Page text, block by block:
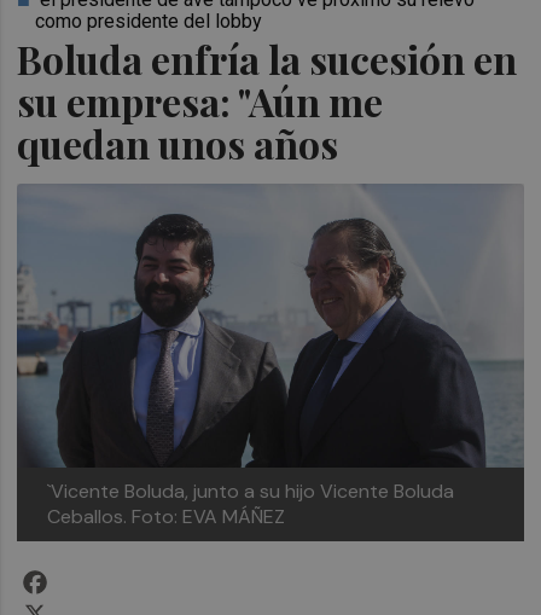
Boluda enfría la sucesión en
su empresa: "Aún me
quedan unos años
como presidente del lobby
`Vicente Boluda, junto a su hijo Vicente Boluda
Ceballos. Foto: EVA MÁÑEZ